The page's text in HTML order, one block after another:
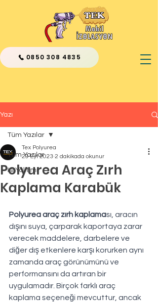
0850 308 4835
Yazı
Tüm Yazılar
Isı Yalıtımı
Tüm Yazılar
Polyurea Araç Zırh
Kaplama Karabük
Tex Polyurea
29 Eyl 2023 2 dakikada okunur
Polyurea araç zırh kaplaması, aracın
dışını suya, çarparak kaportaya zarar
verecek maddelere, darbelere ve
diğer dış etkenlere karşı korurken aynı
zamanda araç görünümünü ve
performansını da artıran bir
uygulamadır. Birçok farklı araç
kaplama seçeneği mevcuttur, ancak